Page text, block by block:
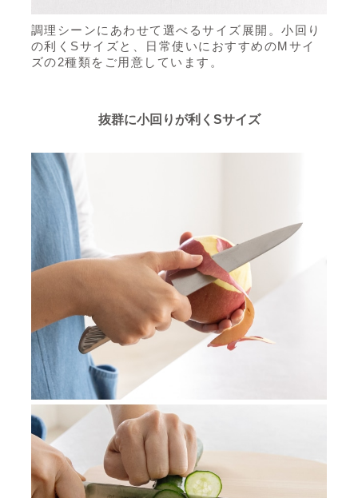
調理シーンにあわせて選べるサイズ展開。小回り
の利くSサイズと、日常使いにおすすめのMサイ
ズの2種類をご用意しています。
抜群に小回りが利くSサイズ